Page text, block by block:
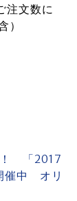
注文数に
）
！ 「2017
催中 オリ